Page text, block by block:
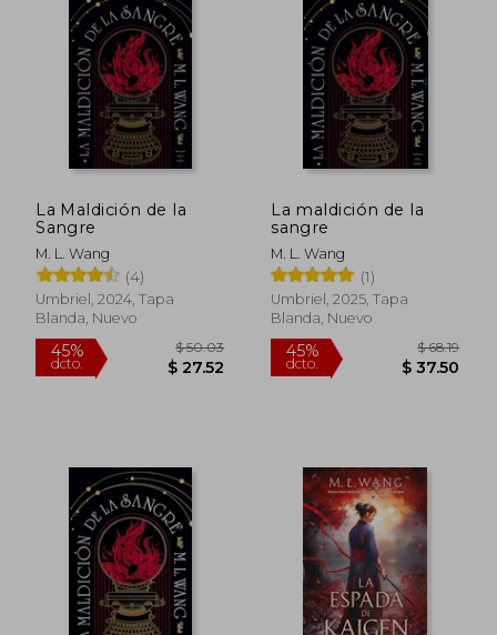
seudónimo Maya Lin Wang. Su obra ha
sido elogiada por su profundidad
emocional, construcción de mundos y
exploración de temas como la
propaganda y el poder.
La Maldición de la
Sangre
M. L. Wang
(4)
Umbriel, 2024, Tapa
Blanda, Nuevo
45%
dcto. $ 27.52
La maldición de la
sangre
M. L. Wang
(1)
Umbriel, 2025, Tapa
Blanda, Nuevo
45%
dcto.